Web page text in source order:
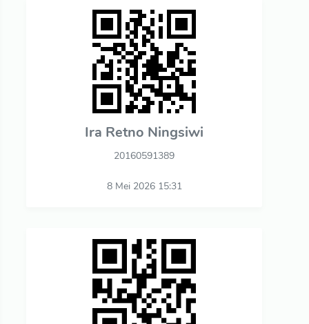
Ira Retno Ningsiwi
20160591389
8 Mei 2026 15:31